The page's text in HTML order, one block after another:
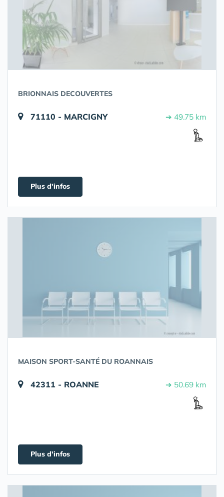
BRIONNAIS DECOUVERTES
71110 - MARCIGNY ➔ 49.75 km
Plus d'infos
MAISON SPORT-SANTÉ DU ROANNAIS
42311 - ROANNE ➔ 50.69 km
Plus d'infos